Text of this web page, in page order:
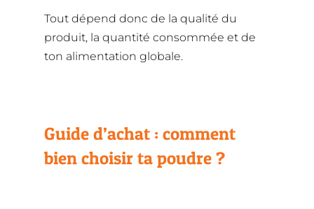
Tout dépend donc de la qualité du
produit, la quantité consommée et de
ton alimentation globale.
Guide d’achat : comment
bien choisir ta poudre ?